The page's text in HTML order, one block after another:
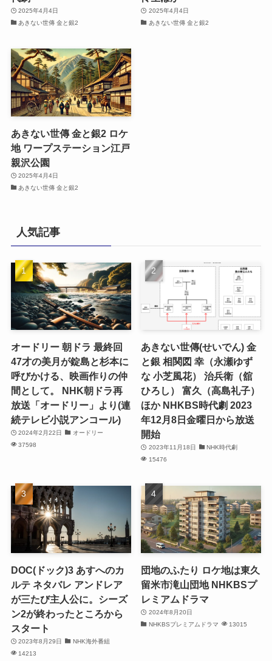
2025年4月4日
あきない世傳 金と銀2
2025年4月4日
あきない世傳 金と銀2
あきない世傳 金と銀2 ロケ
地 ワープステーション江戸
親沢公園
2025年4月4日
あきない世傳 金と銀2
人気記事
オードリー 朝ドラ 最終回
47才の美月が錠島と杉本に
呼びかける、映画作りの仲
間として。 NHK朝ドラ再
放送「オードリー」より(連
続テレビ小説アンコール)
2024年2月22日
オードリー
37598
あきない世傳(せいでん) 金
と銀 相関図 幸（永瀬ゆず
な 小芝風花） 治兵衛（舘
ひろし） 富久（高島礼子）
ほか NHKBS時代劇 2023
年12月8日金曜日から放送
開始
2023年11月18日
NHK時代劇
15476
DOC(ドック)3 あすへのカ
ルテ ネタバレ アンドレア
が三たび主人公に。シーズ
ン2が終わったところから
スタート
2023年8月29日
NHK海外番組
14213
団地のふたり ロケ地は東久
留米市滝山団地 NHKBSプ
レミアムドラマ
2024年8月20日
NHKBSプレミアムドラマ
13015